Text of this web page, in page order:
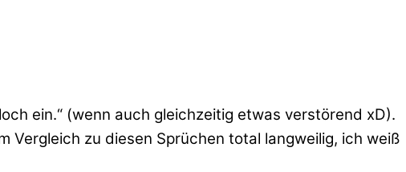
ein.“ (wenn auch gleichzeitig etwas verstörend xD).
Vergleich zu diesen Sprüchen total langweilig, ich weiß